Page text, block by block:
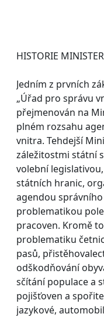
HISTORIE
Jedním z prvních
„Úřad pro správu
přejmenován na
plném rozsahu
vnitra. Tehdejší
záležitostmi státní
volební
státních hranic,
agendou
problematikou
pracoven. Kromě
problematiku
pasů,
odškodňování
sčítání populace a
pojišťoven a
jazykové,